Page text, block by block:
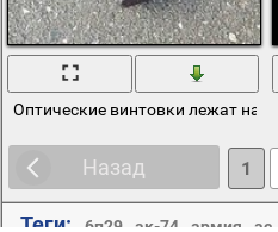
Оптические винтовки лежат на
Назад 1
Теги: 6п29 ак-74 армия ас